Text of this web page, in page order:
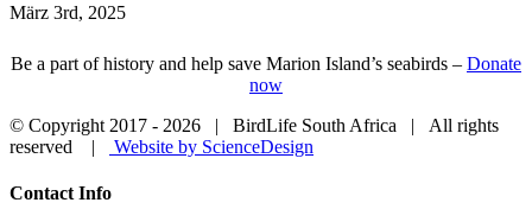
März 3rd, 2025
Be a part of history and help save Marion Island’s seabirds – Donate
now
© Copyright 2017 - 2026 | BirdLife South Africa | All rights
reserved |
Website by ScienceDesign
Close
Contact Info